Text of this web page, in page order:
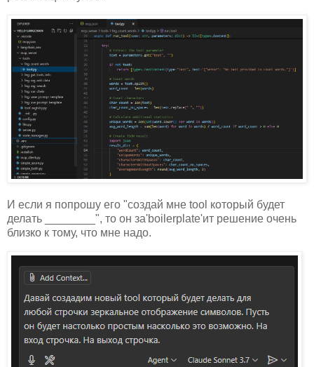
И если я попрошу его "создай мне tool который будет
делать ________", то он за'boilerplate'ит решение очень
близко к тому, что мне надо.